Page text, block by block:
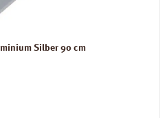
Silber 90 cm